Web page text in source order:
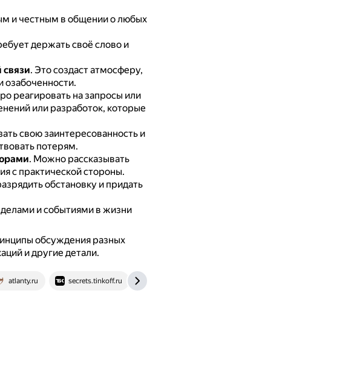
и честным в общении о любых
держать своё слово и
. Это создаст атмосферу,
озабоченности.
реагировать на запросы или
или разработок, которые
свою заинтересованность и
потерям.
. Можно рассказывать
с практической стороны.
обстановку и придать
и событиями в жизни
обсуждения разных
и другие детали.
atlanty.ru secrets.tinkoff.ru